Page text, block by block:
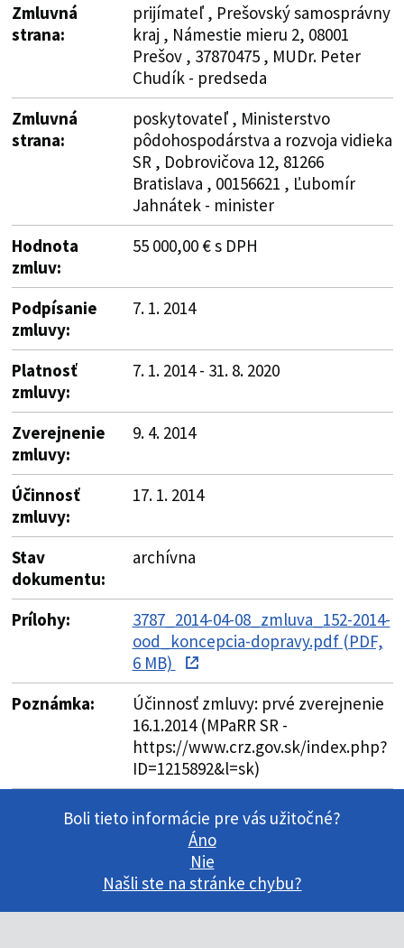
Zmluvná
strana:
prijímateľ , Prešovský samosprávny
kraj , Námestie mieru 2, 08001
Prešov , 37870475 , MUDr. Peter
Chudík - predseda
Zmluvná
strana:
poskytovateľ , Ministerstvo
pôdohospodárstva a rozvoja vidieka
SR , Dobrovičova 12, 81266
Bratislava , 00156621 , Ľubomír
Jahnátek - minister
Hodnota
zmluv:
55 000,00 € s DPH
Podpísanie
zmluvy:
7. 1. 2014
Platnosť
zmluvy:
7. 1. 2014 - 31. 8. 2020
Zverejnenie
zmluvy:
9. 4. 2014
Účinnosť
zmluvy:
17. 1. 2014
Stav
dokumentu:
archívna
Prílohy:
3787_2014-04-08_zmluva_152-2014-
ood_koncepcia-dopravy.pdf (PDF,
6 MB)
Poznámka:
Účinnosť zmluvy: prvé zverejnenie
16.1.2014 (MPaRR SR -
https://www.crz.gov.sk/index.php?
ID=1215892&l=sk)
Boli tieto informácie pre vás užitočné?
Áno
Nie
Našli ste na stránke chybu?